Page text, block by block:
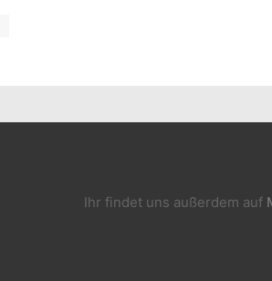
Ihr findet uns außerdem auf